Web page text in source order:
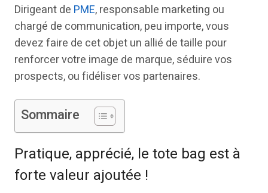
Dirigeant de PME, responsable marketing ou
chargé de communication, peu importe, vous
devez faire de cet objet un allié de taille pour
renforcer votre image de marque, séduire vos
prospects, ou fidéliser vos partenaires.
Sommaire
Pratique, apprécié, le tote bag est à
forte valeur ajoutée !